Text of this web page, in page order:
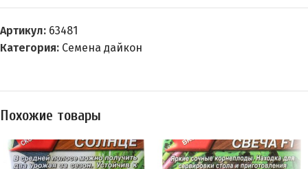
Артикул: 63481
Категория: Семена дайкон
Похожие товары